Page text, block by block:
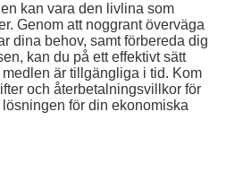
kan vara den livlina som
Genom att noggrant överväga
dina behov, samt förbereda dig
kan du på ett effektivt sätt
är tillgängliga i tid. Kom
och återbetalningsvillkor för
för din ekonomiska